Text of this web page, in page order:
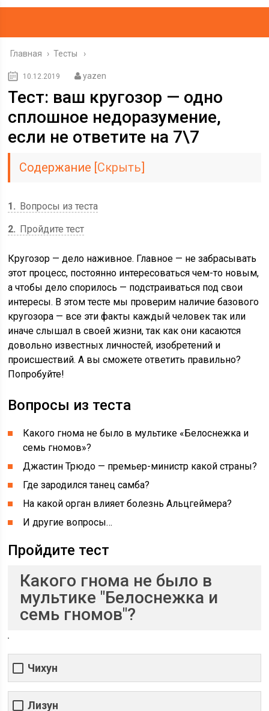
Главная › Тесты
10.12.2019 yazen
Тест: ваш кругозор — одно
сплошное недоразумение,
если не ответите на 7\7
Содержание [Скрыть]
1
Вопросы из теста
2
Пройдите тест
Кругозор — дело наживное. Главное — не забрасывать
этот процесс, постоянно интересоваться чем-то новым,
а чтобы дело спорилось — подстраиваться под свои
интересы. В этом тесте мы проверим наличие базового
кругозора — все эти факты каждый человек так или
иначе слышал в своей жизни, так как они касаются
довольно известных личностей, изобретений и
происшествий. А вы сможете ответить правильно?
Попробуйте!
Вопросы из теста
Какого гнома не было в мультике «Белоснежка и
семь гномов»?
Джастин Трюдо — премьер-министр какой страны?
Где зародился танец самба?
На какой орган влияет болезнь Альцгеймера?
И другие вопросы…
Пройдите тест
Какого гнома не было в
мультике "Белоснежка и
семь гномов"?
Чихун
Лизун